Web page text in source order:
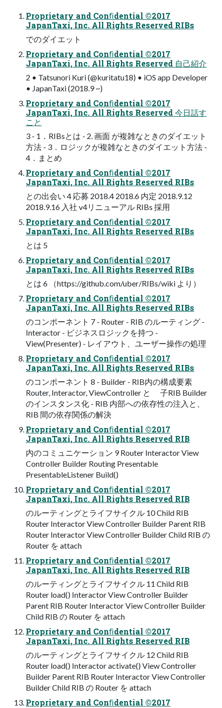
Proprietary and Conﬁdential ©2017
JapanTaxi, Inc. All Rights Reserved RIBs
でのダイエット
Proprietary and Conﬁdential ©2017
JapanTaxi, Inc. All Rights Reserved ⾃⼰紹介
2 • Tatsunori Kuri (@kuritatu18) • iOS app Developer
• JapanTaxi (2018.9 ~)
Proprietary and Conﬁdential ©2017
JapanTaxi, Inc. All Rights Reserved 今⽇話す
こと
3 - 1．RIBsとは - 2. 画⾯ が複雑なときのダイエット
⽅法 - 3．ロジックが複雑なときのダイエット⽅法 -
4．まとめ
Proprietary and Conﬁdential ©2017
JapanTaxi, Inc. All Rights Reserved RIBs
との出会い 4 応募 2018.4 2018.6 内定 2018.9.12
2018.9.16 ⼊社 v4リニューアル RIBs 採⽤
Proprietary and Conﬁdential ©2017
JapanTaxi, Inc. All Rights Reserved RIBs
とは 5
Proprietary and Conﬁdential ©2017
JapanTaxi, Inc. All Rights Reserved RIBs
とは 6 （https://github.com/uber/RIBs/wiki より）
Proprietary and Conﬁdential ©2017
JapanTaxi, Inc. All Rights Reserved RIBs
のコンポーネント 7 - Router - RIB のルーティング -
Interactor - ビジネスロジックを持つ -
View(Presenter) - レイアウト、ユーザー操作の処理
Proprietary and Conﬁdential ©2017
JapanTaxi, Inc. All Rights Reserved RIBs
のコンポーネント 8 - Builder - RIB内の構成要素
Router, Interactor, ViewController と ⼦RIB Builder
のインスタンス化 - RIB 内部への依存性の注⼊と、
RIB 間の依存関係の解決
Proprietary and Conﬁdential ©2017
JapanTaxi, Inc. All Rights Reserved RIB
内のコミュニケーション 9 Router Interactor View
Controller Builder Routing Presentable
PresentableListener Build()
Proprietary and Conﬁdential ©2017
JapanTaxi, Inc. All Rights Reserved RIB
のルーティングとライフサイクル 10 Child RIB
Router Interactor View Controller Builder Parent RIB
Router Interactor View Controller Builder Child RIB の
Router を attach
Proprietary and Conﬁdential ©2017
JapanTaxi, Inc. All Rights Reserved RIB
のルーティングとライフサイクル 11 Child RIB
Router load() Interactor View Controller Builder
Parent RIB Router Interactor View Controller Builder
Child RIB の Router を attach
Proprietary and Conﬁdential ©2017
JapanTaxi, Inc. All Rights Reserved RIB
のルーティングとライフサイクル 12 Child RIB
Router load() Interactor activate() View Controller
Builder Parent RIB Router Interactor View Controller
Builder Child RIB の Router を attach
Proprietary and Conﬁdential ©2017